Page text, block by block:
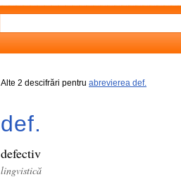
Alte 2 descifrări pentru abrevierea def.
def.
defectiv
lingvistică